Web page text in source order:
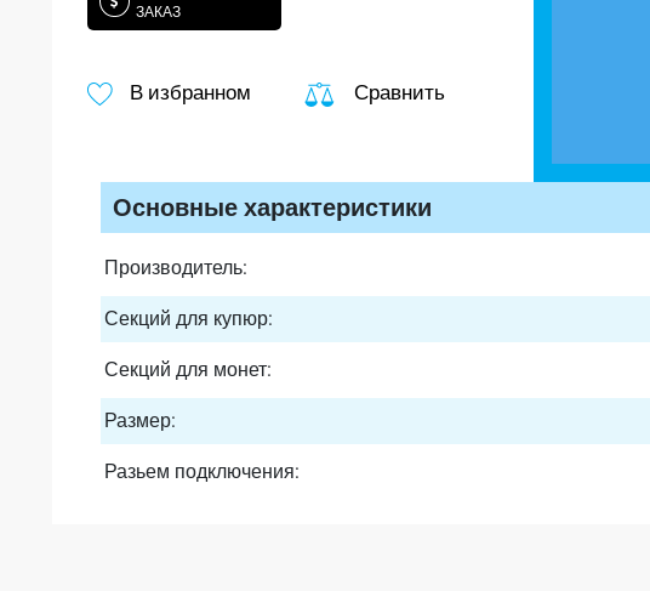
ЗАКАЗ
В избранном Сравнить
Основные характеристики
Производитель:
Секций для купюр:
Секций для монет:
Размер:
Разьем подключения: